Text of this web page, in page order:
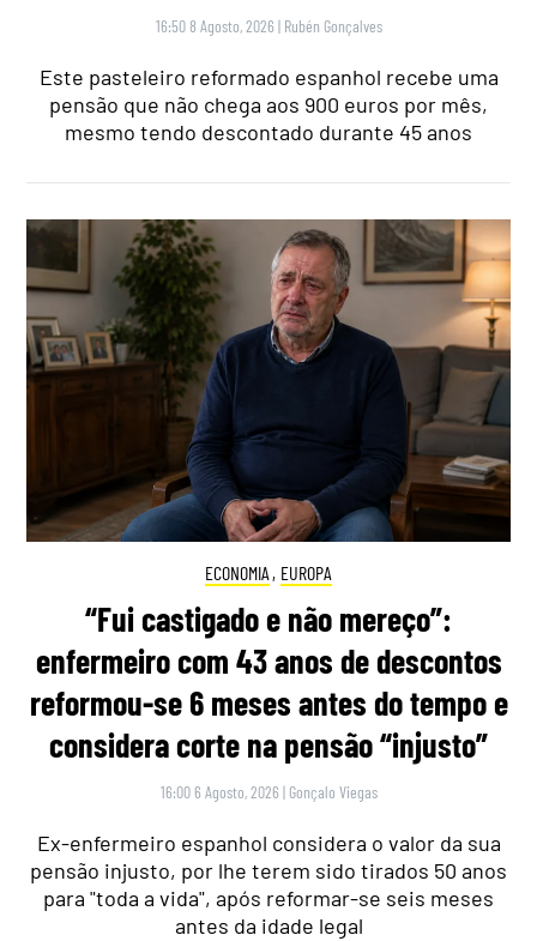
16:50 8 Agosto, 2026 | Rubén Gonçalves
Este pasteleiro reformado espanhol recebe uma
pensão que não chega aos 900 euros por mês,
mesmo tendo descontado durante 45 anos
ECONOMIA , EUROPA
“Fui castigado e não mereço”:
enfermeiro com 43 anos de descontos
reformou-se 6 meses antes do tempo e
considera corte na pensão “injusto”
16:00 6 Agosto, 2026 | Gonçalo Viegas
Ex-enfermeiro espanhol considera o valor da sua
pensão injusto, por lhe terem sido tirados 50 anos
para "toda a vida", após reformar-se seis meses
antes da idade legal